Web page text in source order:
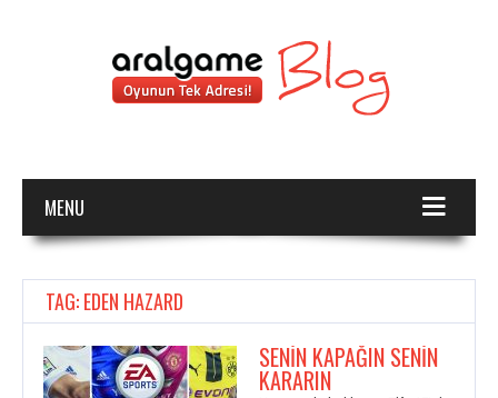
MENU
TAG: EDEN HAZARD
SENIN KAPAĞIN SENIN
KARARIN